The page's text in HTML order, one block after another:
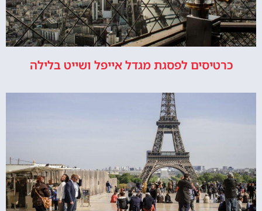
כרטיסים לפסגת מגדל אייפל ושייט בלילה